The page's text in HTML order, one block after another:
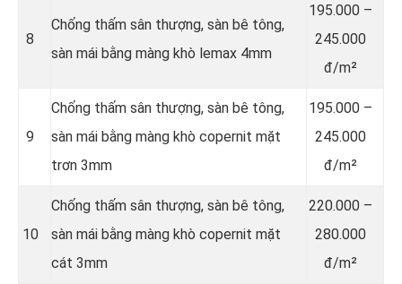
8
Chống thấm sân thượng, sàn bê tông,
sàn mái bằng màng khò lemax 4mm
195.000 –
245.000
đ/m²
9
Chống thấm sân thượng, sàn bê tông,
sàn mái bằng màng khò copernit mặt
trơn 3mm
195.000 –
245.000
đ/m²
10
Chống thấm sân thượng, sàn bê tông,
sàn mái bằng màng khò copernit mặt
cát 3mm
220.000 –
280.000
đ/m²